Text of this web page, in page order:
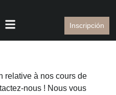
Inscripción
relative à nos cours de
nous ! Nous vous